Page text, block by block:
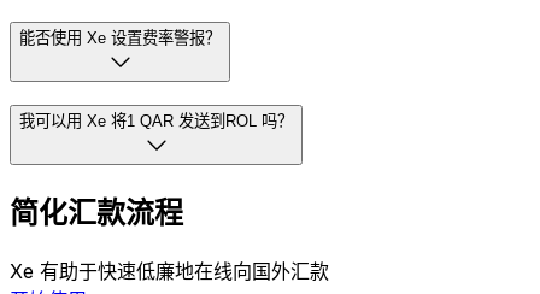
能否使用 Xe 设置费率警报？
我可以用 Xe 将1 QAR 发送到ROL 吗？
简化汇款流程
Xe 有助于快速低廉地在线向国外汇款